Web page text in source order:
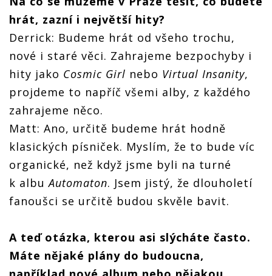
hrát, zazní i největší hity?
Derrick: Budeme hrát od všeho trochu,
nové i staré věci. Zahrajeme bezpochyby i
hity jako Cosmic Girl nebo Virtual Insanity,
projdeme to napříč všemi alby, z každého
zahrajeme něco.
Matt: Ano, určitě budeme hrát hodně
klasických písniček. Myslím, že to bude víc
organické, než když jsme byli na turné
k albuAutomaton. Jsem jistý, že dlouholetí
fanoušci se určitě budou skvěle bavit.
A teď otázka, kterou asi slýcháte často.
Máte nějaké plány do budoucna,